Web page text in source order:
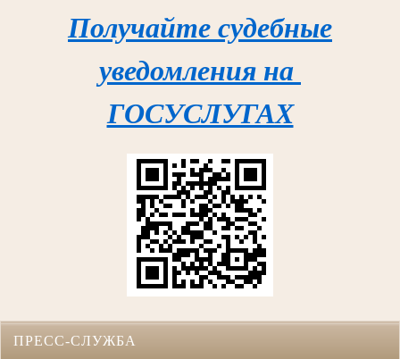
Получайте судебные
уведомления на
ГОСУСЛУГАХ
ПРЕСС-СЛУЖБА